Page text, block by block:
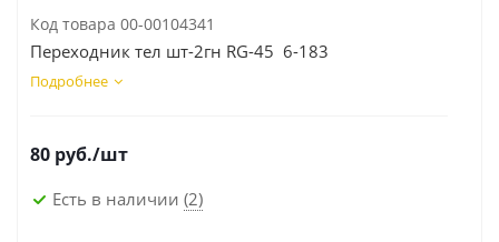
Код товара 00-00104341
Переходник тел шт-2гн RG-45 6-183
Подробнее
80 руб./шт
Есть в наличии (2)